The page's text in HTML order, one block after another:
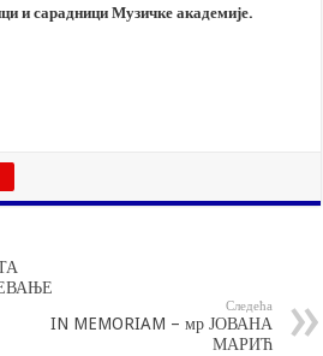
и сарадници Музичке академије.
Следећа
IN MEMORIAM – мр ЈОВАНА
МАРИЋ